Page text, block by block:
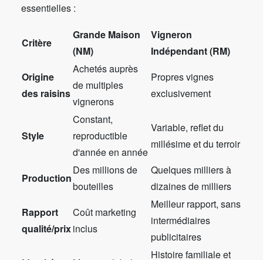
essentielles :
Critère
Grande Maison
(NM)
Vigneron
Indépendant (RM)
Origine
des raisins
Achetés auprès
de multiples
vignerons
Propres vignes
exclusivement
Style
Constant,
reproductible
d'année en année
Variable, reflet du
millésime et du terroir
Production
Des millions de
bouteilles
Quelques milliers à
dizaines de milliers
Rapport
qualité/prix
Coût marketing
inclus
Meilleur rapport, sans
intermédiaires
publicitaires
Histoire familiale et